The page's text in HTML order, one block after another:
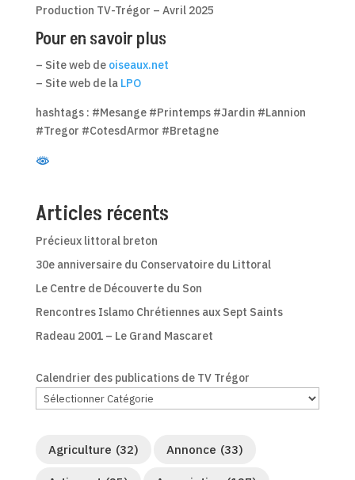
Production TV-Trégor – Avril 2025
Pour en savoir plus
– Site web de oiseaux.net
– Site web de la LPO
hashtags : #Mesange #Printemps #Jardin #Lannion
#Tregor #CotesdArmor #Bretagne
Articles récents
Précieux littoral breton
30e anniversaire du Conservatoire du Littoral
Le Centre de Découverte du Son
Rencontres Islamo Chrétiennes aux Sept Saints
Radeau 2001 – Le Grand Mascaret
Calendrier des publications de TV Trégor
Agriculture (32) Annonce (33)